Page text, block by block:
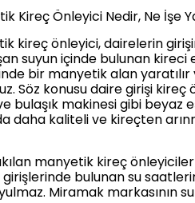
Kireç Önleyici Nedir, Ne İşe
kireç önleyici, dairelerin
suyun içinde bulunan
bir manyetik alan
Söz konusu daire girişi
bulaşık makinesi gibi
daha kaliteli ve kireçten
manyetik kireç
bulunan su
Miramak markasının